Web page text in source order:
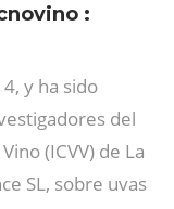
:
y ha sido
del
(ICVV) de La
SL, sobre uvas